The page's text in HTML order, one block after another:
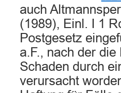
auch
(1989), Einl. I 1
Postgesetz
a.F., nach der
Schaden durch
verursacht